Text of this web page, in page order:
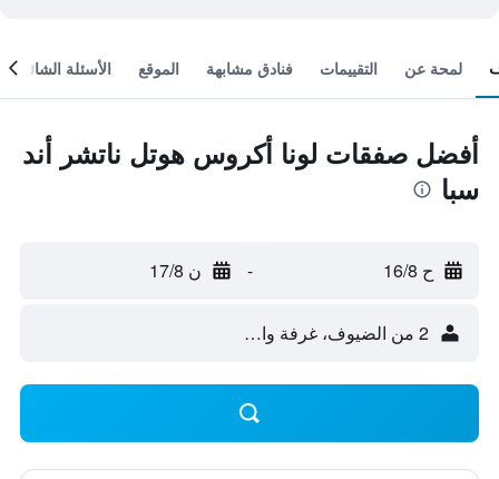
لمحة عن التقييمات فنادق مشابهة الموقع الأسئلة الشائعة
أفضل صفقات لونا أكروس هوتل ناتشر أند
سبا
ح 16/8 - ن 17/8
2 من الضيوف، غرفة واحدة